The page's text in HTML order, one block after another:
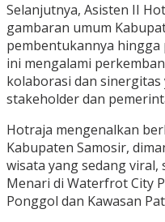
Selanjutnya, Asisten II
gambaran umum
pembentukannya
ini mengalami
kolaborasi dan
stakeholder dan
Hotraja mengenalkan
Kabupaten Samosir,
wisata yang sedang
Menari di Waterfrot City
Ponggol dan Kawasan